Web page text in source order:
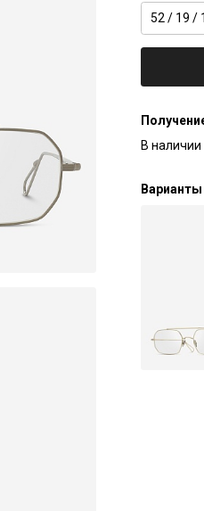
52 / 19 /
В наличии
Варианты